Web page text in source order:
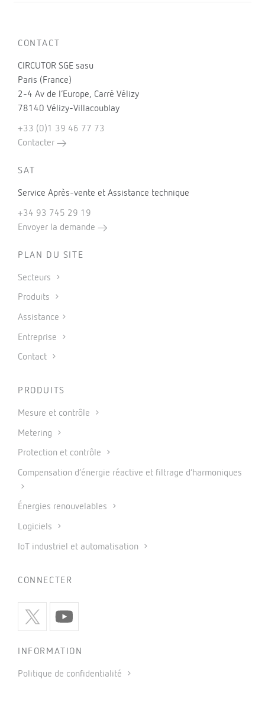
CONTACT
CIRCUTOR SGE sasu
Paris (France)
2-4 Av de l’Europe, Carré Vélizy
78140 Vélizy-Villacoublay
+33 (0)1 39 46 77 73
Contacter
SAT
Service Après-vente et Assistance technique
+34 93 745 29 19
Envoyer la demande
PLAN DU SITE
Secteurs
Produits
Assistance
Entreprise
Contact
PRODUITS
Mesure et contrôle
Metering
Protection et contrôle
Compensation d’énergie réactive et filtrage d’harmoniques
Énergies renouvelables
Logiciels
IoT industriel et automatisation
CONNECTER
INFORMATION
Politique de confidentialité